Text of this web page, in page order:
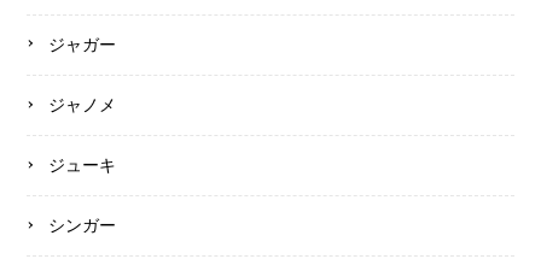
ジャガー
ジャノメ
ジューキ
シンガー